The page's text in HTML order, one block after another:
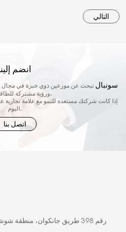
التالي
انضم
سونبال تبحث عن موزعين ذوي خبرة في مجال
ورؤية مشتركة للطاقة النظيفة.
إذا كانت شركتك مستعدة للنمو مع علامة تجارية
اليوم.
اتصل بنا
رقم 398 طريق جانكوان، منطقة شوشان، مدينة خفي، مقاطعة آنهوي